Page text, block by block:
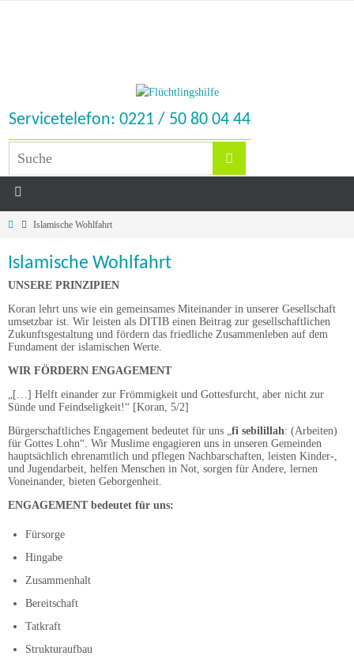
Servicetelefon: 0221 / 50 80 04 44
Islamische Wohlfahrt
Islamische Wohlfahrt
UNSERE PRINZIPIEN
Koran lehrt uns wie ein gemeinsames Miteinander in unserer Gesellschaft
umsetzbar ist. Wir leisten als DITIB einen Beitrag zur gesellschaftlichen
Zukunftsgestaltung und fördern das friedliche Zusammenleben auf dem
Fundament der islamischen Werte.
WIR FÖRDERN ENGAGEMENT
„[…] Helft einander zur Frömmigkeit und Gottesfurcht, aber nicht zur
Sünde und Feindseligkeit!“ [Koran, 5/2]
Bürgerschaftliches Engagement bedeutet für uns „fi sebilillah: (Arbeiten)
für Gottes Lohn“. Wir Muslime engagieren uns in unseren Gemeinden
hauptsächlich ehrenamtlich und pflegen Nachbarschaften, leisten Kinder-,
und Jugendarbeit, helfen Menschen in Not, sorgen für Andere, lernen
Voneinander, bieten Geborgenheit.
ENGAGEMENT bedeutet für uns:
Fürsorge
Hingabe
Zusammenhalt
Bereitschaft
Tatkraft
Strukturaufbau